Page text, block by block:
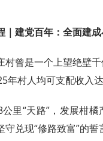
｜建党百年：全面建
村曾是一个上望绝壁
年村人均可支配收入达
里“天路”，发展柑
兑现“修路致富”的誓